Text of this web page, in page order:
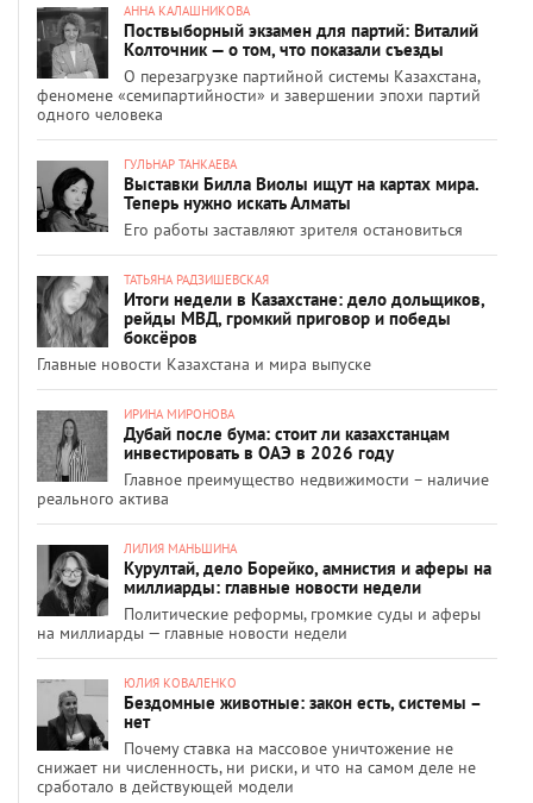
АННА КАЛАШНИКОВА
Поствыборный экзамен для партий: Виталий
Колточник — о том, что показали съезды
О перезагрузке партийной системы Казахстана,
феномене «семипартийности» и завершении эпохи партий
одного человека
ГУЛЬНАР ТАНКАЕВА
Выставки Билла Виолы ищут на картах мира.
Теперь нужно искать Алматы
Его работы заставляют зрителя остановиться
ТАТЬЯНА РАДЗИШЕВСКАЯ
Итоги недели в Казахстане: дело дольщиков,
рейды МВД, громкий приговор и победы
боксёров
Главные новости Казахстана и мира выпуске
ИРИНА МИРОНОВА
Дубай после бума: стоит ли казахстанцам
инвестировать в ОАЭ в 2026 году
Главное преимущество недвижимости – наличие
реального актива
ЛИЛИЯ МАНЬШИНА
Курултай, дело Борейко, амнистия и аферы на
миллиарды: главные новости недели
Политические реформы, громкие суды и аферы
на миллиарды — главные новости недели
ЮЛИЯ КОВАЛЕНКО
Бездомные животные: закон есть, системы –
нет
Почему ставка на массовое уничтожение не
снижает ни численность, ни риски, и что на самом деле не
сработало в действующей модели